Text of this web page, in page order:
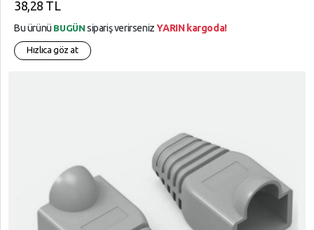
38,28 TL
Bu ürünü BUGÜN sipariş verirsenizYARIN kargoda!
Hızlıca göz at